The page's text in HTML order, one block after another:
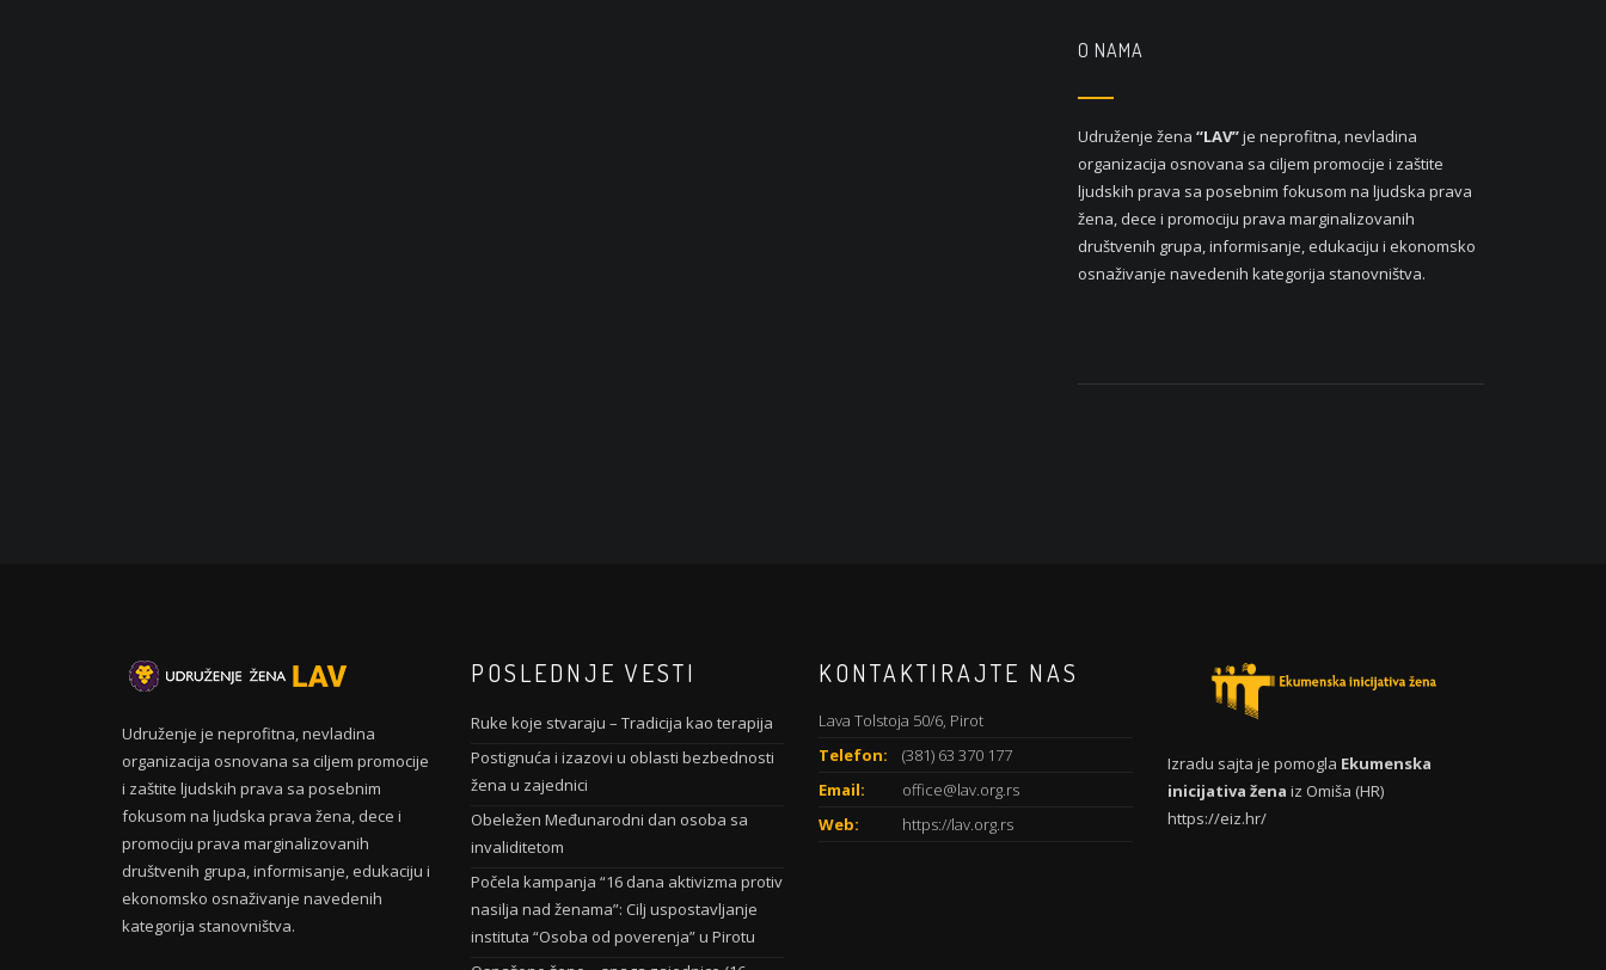
O NAMA
Udruženje žena “LAV”je neprofitna, nevladina
organizacija osnovana sa ciljem promocije i zaštite
ljudskih prava sa posebnim fokusom na ljudska prava
žena, dece i promociju prava marginalizovanih
društvenih grupa, informisanje, edukaciju i ekonomsko
osnaživanje navedenih kategorija stanovništva.
Udruženje je neprofitna, nevladina
organizacija osnovana sa ciljem promocije
i zaštite ljudskih prava sa posebnim
fokusom na ljudska prava žena, dece i
promociju prava marginalizovanih
društvenih grupa, informisanje, edukaciju i
ekonomsko osnaživanje navedenih
kategorija stanovništva.
POSLEDNJE VESTI
Ruke koje stvaraju – Tradicija kao terapija
Postignuća i izazovi u oblasti bezbednosti
žena u zajednici
Obeležen Međunarodni dan osoba sa
invaliditetom
Počela kampanja “16 dana aktivizma protiv
nasilja nad ženama”: Cilj uspostavljanje
instituta “Osoba od poverenja” u Pirotu
KONTAKTIRAJTE NAS
Lava Tolstoja 50/6, Pirot
Telefon:
(381) 63 370 177
Email:
office@lav.org.rs
Web:
https://lav.org.rs
Izradu sajta je pomogla Ekumenska
inicijativa žena iz Omiša (HR)
https://eiz.hr/